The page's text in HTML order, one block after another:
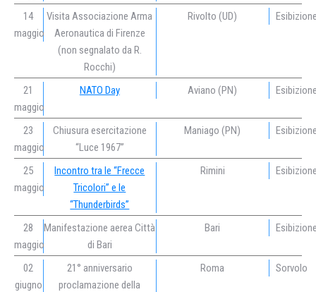
14
maggio
Visita Associazione Arma
Aeronautica di Firenze
(non segnalato da R.
Rocchi)
Rivolto (UD)
21
maggio
NATO Day Aviano (PN)
23
maggio
Chiusura esercitazione
“Luce 1967”
Maniago (PN)
25
maggio
Incontro tra le “Frecce
Tricolori” e le
“Thunderbirds”
Rimini
28
maggio
Manifestazione aerea Città
di Bari
Bari
02
giugno
21° anniversario
proclamazione della
Roma Sorvolo